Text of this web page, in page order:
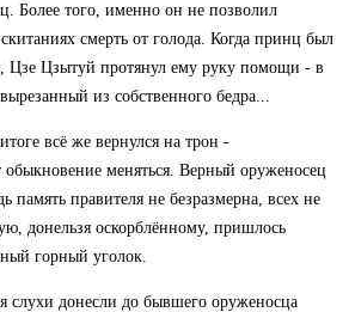
Более того, именно он не позволил
смерть от голода. Когда принц был
Цзе Цзытуй протянул ему руку помощи - в
из собственного бедра...
всё же вернулся на трон -
обыкновение меняться. Верный оруженосец
память правителя не безразмерна, всех не
донельзя оскорблённому, пришлось
горный уголок.
слухи донесли до бывшего оруженосца